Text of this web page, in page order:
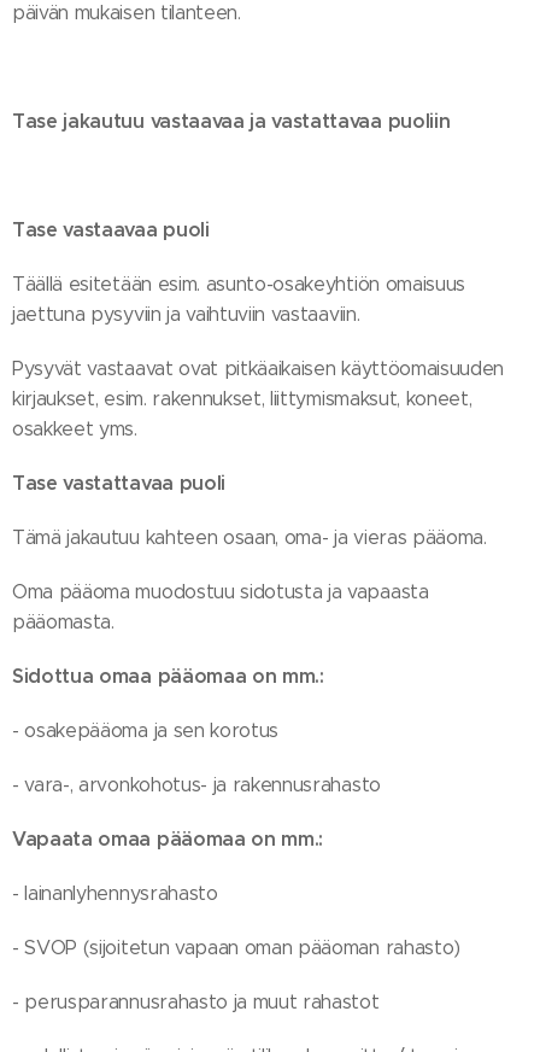
päivän mukaisen tilanteen.
Tase jakautuu vastaavaa ja vastattavaa puoliin
Tase vastaavaa puoli
Täällä esitetään esim. asunto-osakeyhtiön omaisuus
jaettuna pysyviin ja vaihtuviin vastaaviin.
Pysyvät vastaavat ovat pitkäaikaisen käyttöomaisuuden
kirjaukset, esim. rakennukset, liittymismaksut, koneet,
osakkeet yms.
Tase vastattavaa puoli
Tämä jakautuu kahteen osaan, oma- ja vieras pääoma.
Oma pääoma muodostuu sidotusta ja vapaasta
pääomasta.
Sidottua omaa pääomaa on mm.:
- osakepääoma ja sen korotus
- vara-, arvonkohotus- ja rakennusrahasto
Vapaata omaa pääomaa on mm.:
- lainanlyhennysrahasto
- SVOP (sijoitetun vapaan oman pääoman rahasto)
- perusparannusrahasto ja muut rahastot